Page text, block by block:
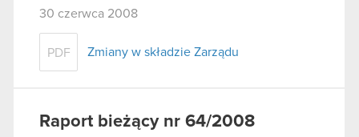
30 czerwca 2008
PDF Zmiany w składzie Zarządu
Raport bieżący nr 64/2008